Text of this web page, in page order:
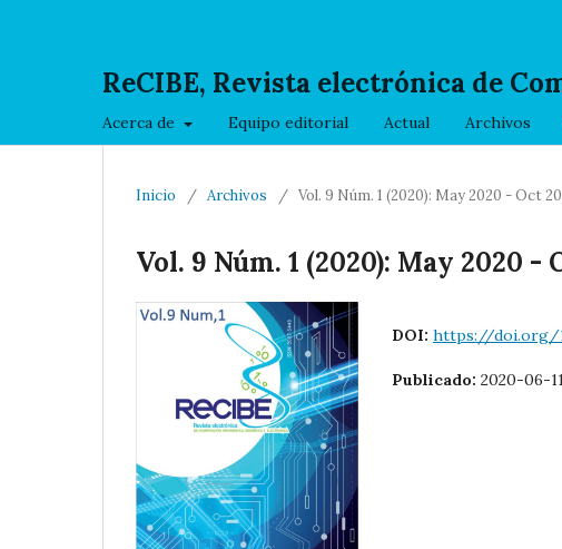
ReCIBE, Revista electrónica de
Acerca de Equipo editorial Actual Archivos
Inicio / Archivos / Vol. 9 Núm. 1 (2020): May 2020 - Oct
Vol. 9 Núm. 1 (2020): May 2020 -
DOI: https://doi.org/
Publicado: 2020-06-